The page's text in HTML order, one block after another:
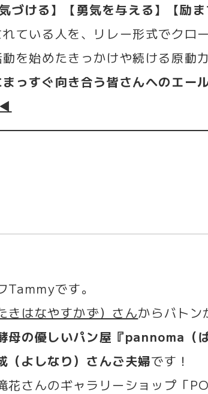
気づける】【勇気を与える】【励ま
ている人を、リレー形式でクロ
を始めたきっかけや続ける原動
っすぐ向き合う皆さんへのエー
Tammyです。
きはなやすかず）さんからバトン
母の優しいパン屋『pannoma（
（よしなり）さんご夫婦です！
花さんのギャラリーショップ「